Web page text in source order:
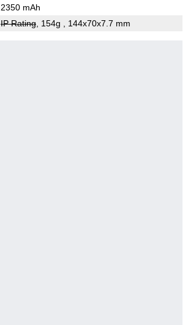
2350 mAh
IP Rating, 154g , 144x70x7.7 mm